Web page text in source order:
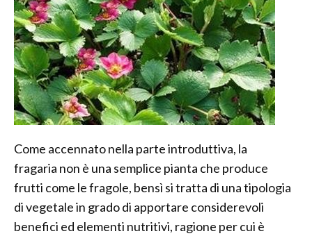
Come accennato nella parte introduttiva, la
fragaria non è una semplice pianta che produce
frutti come le fragole, bensì si tratta di una tipologia
di vegetale in grado di apportare considerevoli
benefici ed elementi nutritivi, ragione per cui è